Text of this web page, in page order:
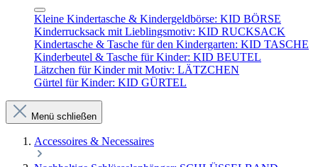
Kleine Kindertasche & Kindergeldbörse: KID BÖRSE
Kinderrucksack mit Lieblingsmotiv: KID RUCKSACK
Kindertasche & Tasche für den Kindergarten: KID TASCHE
Kinderbeutel & Tasche für Kinder: KID BEUTEL
Lätzchen für Kinder mit Motiv: LÄTZCHEN
Gürtel für Kinder: KID GÜRTEL
Menü schließen
Accessoires & Necessaires